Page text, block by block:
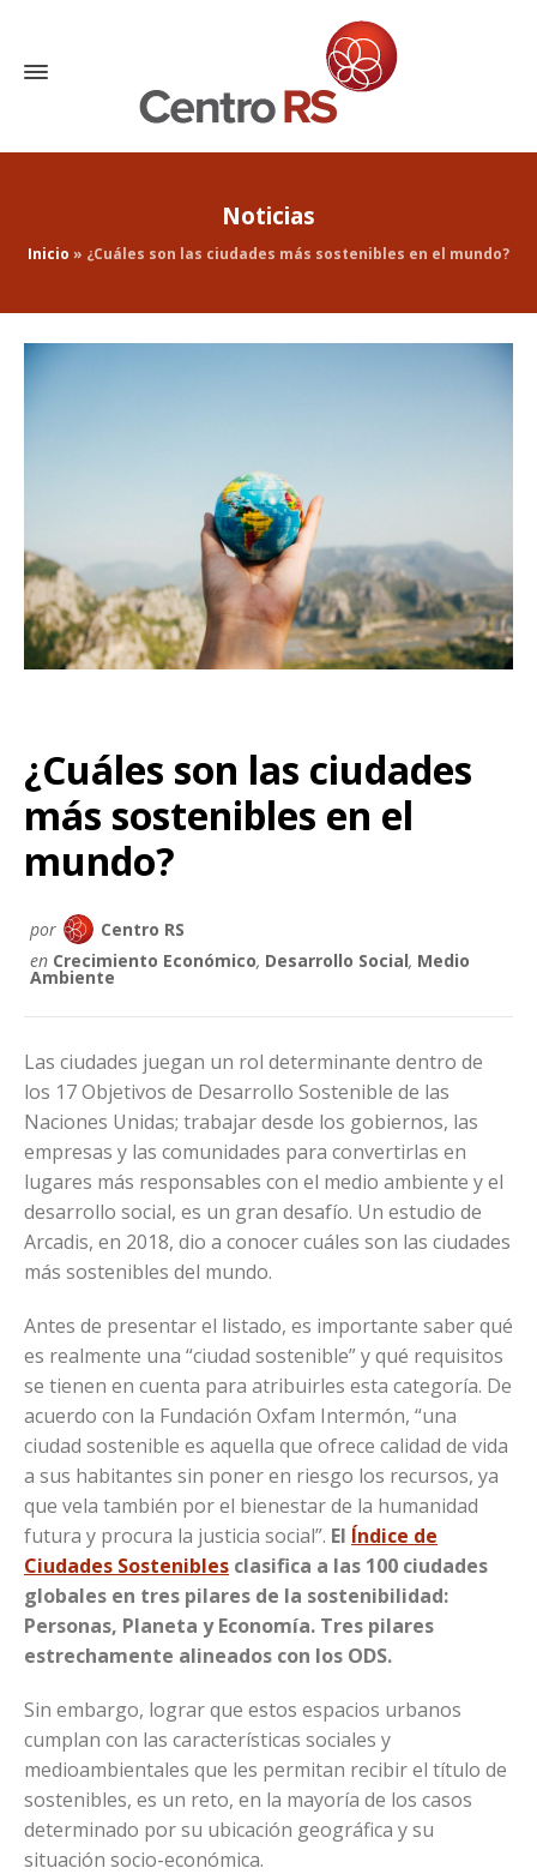
Noticias
Inicio » ¿Cuáles son las ciudades más sostenibles en el mundo?
¿Cuáles son las ciudades
más sostenibles en el
mundo?
por
Centro RS
en Crecimiento Económico, Desarrollo Social, Medio
Ambiente
Las ciudades juegan un rol determinante dentro de
los 17 Objetivos de Desarrollo Sostenible de las
Naciones Unidas; trabajar desde los gobiernos, las
empresas y las comunidades para convertirlas en
lugares más responsables con el medio ambiente y el
desarrollo social, es un gran desafío. Un estudio de
Arcadis, en 2018, dio a conocer cuáles son las ciudades
más sostenibles del mundo.
Antes de presentar el listado, es importante saber qué
es realmente una “ciudad sostenible” y qué requisitos
se tienen en cuenta para atribuirles esta categoría. De
acuerdo con la Fundación Oxfam Intermón, “una
ciudad sostenible es aquella que ofrece calidad de vida
a sus habitantes sin poner en riesgo los recursos, ya
que vela también por el bienestar de la humanidad
futura y procura la justicia social”. El Índice de
Ciudades Sostenibles clasifica a las 100 ciudades
globales en tres pilares de la sostenibilidad:
Personas, Planeta y Economía. Tres pilares
estrechamente alineados con los ODS.
Sin embargo, lograr que estos espacios urbanos
cumplan con las características sociales y
medioambientales que les permitan recibir el título de
sostenibles, es un reto, en la mayoría de los casos
determinado por su ubicación geográfica y su
situación socio-económica.